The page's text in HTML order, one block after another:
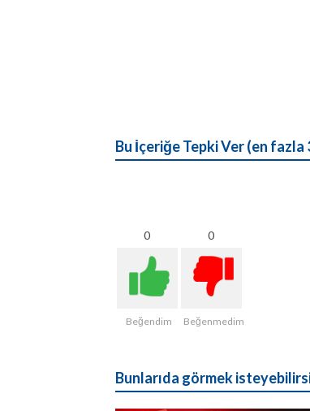
Bu İçeriğe Tepki Ver (en fazla
0
Beğendim
0
Beğenmedim
Bunlarıda görmek